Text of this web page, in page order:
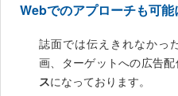
Webでのアプローチも可能
誌面では伝えきれなかっ
画、ターゲットへの広告配
スになっております。